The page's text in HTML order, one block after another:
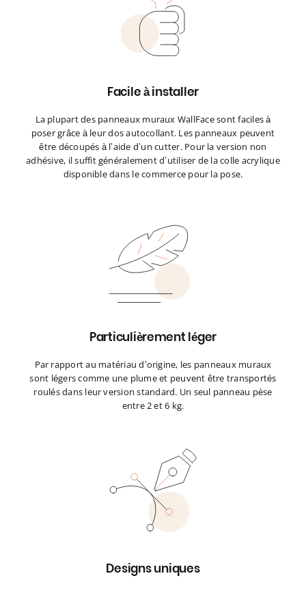
Facile à installer
La plupart des panneaux muraux WallFace sont faciles à
poser grâce à leur dos autocollant. Les panneaux peuvent
être découpés à l’aide d’un cutter. Pour la version non
adhésive, il suffit généralement d’utiliser de la colle acrylique
disponible dans le commerce pour la pose.
Particulièrement léger
Par rapport au matériau d’origine, les panneaux muraux
sont légers comme une plume et peuvent être transportés
roulés dans leur version standard. Un seul panneau pèse
entre 2 et 6 kg.
Designs uniques